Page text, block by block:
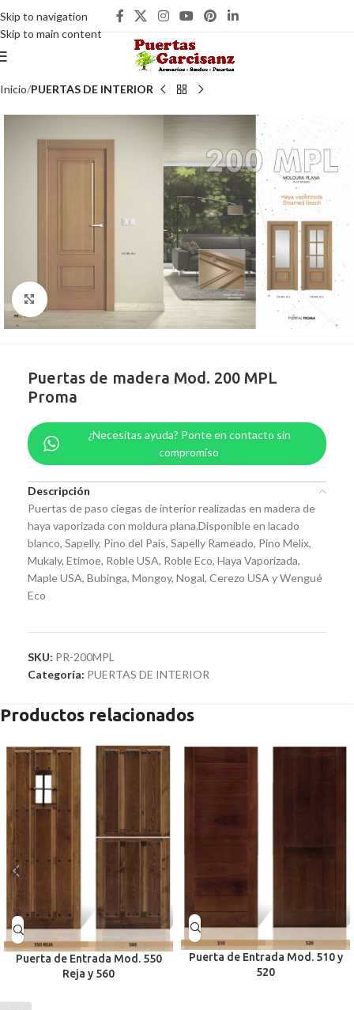
Skip to navigation
Skip to main content
Inicio PUERTAS DE INTERIOR
Clic para ampliar
Puertas de madera Mod. 200 MPL
Proma
¿Necesitas ayuda? Ponte en contacto sin
compromiso
Descripción
Puertas de paso ciegas de interior realizadas en madera de
haya vaporizada con moldura plana.Disponible en lacado
blanco, Sapelly, Pino del País, Sapelly Rameado, Pino Melix,
Mukaly, Etimoe, Roble USA, Roble Eco, Haya Vaporizada,
Maple USA, Bubinga, Mongoy, Nogal, Cerezo USA y Wengué
Eco
SKU: PR-200MPL
Categoría: PUERTAS DE INTERIOR
Productos relacionados
Puerta de Entrada Mod. 550
Reja y 560
Puerta de Entrada Mod. 510 y
520